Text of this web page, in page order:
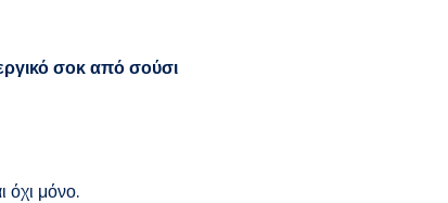
σοκ από σούσι
όχι μόνο.